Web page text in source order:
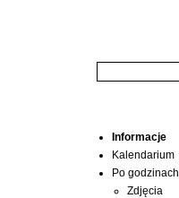
Informacje
Kalendarium
Po godzinach
Zdjęcia